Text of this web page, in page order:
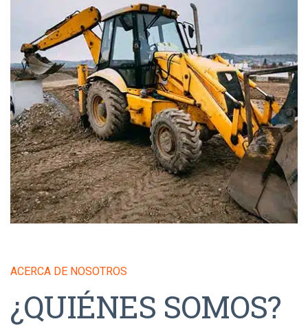
ACERCA DE NOSOTROS
¿QUIÉNES SOMOS?